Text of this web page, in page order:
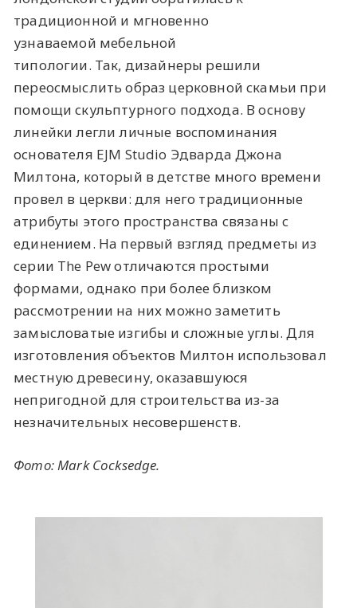
традиционной и мгновенно
узнаваемой мебельной
типологии. Так, дизайнеры решили
переосмыслить образ церковной скамьи при
помощи скульптурного подхода. В основу
линейки легли личные воспоминания
основателя EJM Studio Эдварда Джона
Милтона, который в детстве много времени
провел в церкви: для него традиционные
атрибуты этого пространства связаны с
единением. На первый взгляд предметы из
серии The Pew отличаются простыми
формами, однако при более близком
рассмотрении на них можно заметить
замысловатые изгибы и сложные углы. Для
изготовления объектов Милтон использовал
местную древесину, оказавшуюся
непригодной для строительства из-за
незначительных несовершенств.
Фото: Mark Cocksedge.